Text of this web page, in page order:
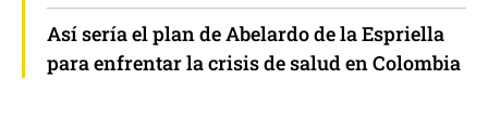
Así sería el plan de Abelardo de la Espriella
para enfrentar la crisis de salud en Colombia